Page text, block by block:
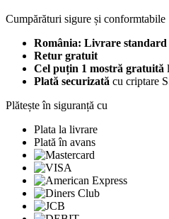
Cumpărături sigure și conformtabile
România: Livrare
Retur gratuit
Cel puțin 1 mostră gratuită
Plată securizată cu criptare
Plătește în siguranță cu
Plata la livrare
Plată în avans